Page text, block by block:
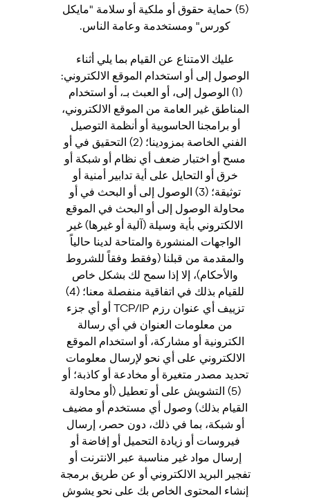
(5) حماية حقوق أو ملكية أو سلامة "مايكل
كورس" ومستخدمة وعامة الناس.
عليك الامتناع عن القيام بما يلي أثناء
الوصول إلى أو استخدام الموقع الالكتروني:
(1) الوصول إلى، أو العبث بـ، أو استخدام
المناطق غير العامة من الموقع الالكتروني،
أو برامجنا الحاسوبية أو أنظمة التوصيل
الفني الخاصة بمزودينا؛ (2) التحقيق في أو
مسح أو اختبار ضعف أي نظام أو شبكة أو
خرق أو التحايل على أية تدابير أمنية أو
توثيقة؛ (3) الوصول إلى أو البحث في أو
محاولة الوصول إلى أو البحث في الموقع
الالكتروني بأية وسيلة (آلية أو غيرها) غير
الواجهات المنشورة والمتاحة لدينا حالياً
والمقدمة من قبلنا (وفقط وفقاً للشروط
والأحكام)، إلا إذا سمح لك بشكل خاص
للقيام بذلك في اتفاقية منفصلة معنا؛ (4)
تزييف أي عنوان رزم TCP/IP أو أي جزء
من معلومات العنوان في أي رسالة
الكترونية أو مشاركة، أو استخدام الموقع
الالكتروني على أي نحو لإرسال معلومات
تحديد مصدر متغيرة أو مخادعة أو كاذبة؛ أو
(5) التشويش على أو تعطيل (أو محاولة
القيام بذلك) وصول أي مستخدم أو مضيف
أو شبكة، بما في ذلك، دون حصر، إرسال
فيروسات أو زيادة التحميل أو إفاضة أو
إرسال مواد غير مناسبة عبر الانترنت أو
تفجير البريد الالكتروني أو عن طريق برمجة
إنشاء المحتوى الخاص بك على نحو يشوش